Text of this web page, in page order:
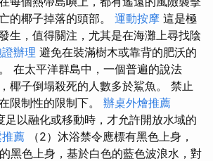
的椰子掉落的頭部。 運動按摩 這是極
生，值得關注，尤其是在海灘上尋找陰
辦理 避免在裝滿樹木或靠背的肥沃的
在太平洋群島中，一個普遍的說法
椰子倒塌殺死的人數多於鯊魚。 禁止
限制性的限制下。 辦桌外燴推薦
足以融化或移動時，才允許開放水域的
薦 （2）沐浴禁令應標有黑色上身，
黑色上身，基於白色的藍色波浪水，對